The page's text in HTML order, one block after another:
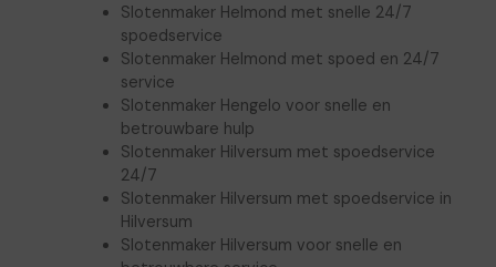
Slotenmaker Helmond met snelle 24/7
spoedservice
Slotenmaker Helmond met spoed en 24/7
service
Slotenmaker Hengelo voor snelle en
betrouwbare hulp
Slotenmaker Hilversum met spoedservice
24/7
Slotenmaker Hilversum met spoedservice in
Hilversum
Slotenmaker Hilversum voor snelle en